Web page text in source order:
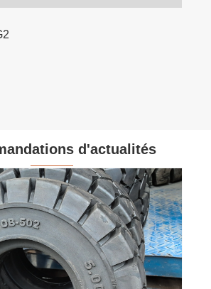
d'actualités